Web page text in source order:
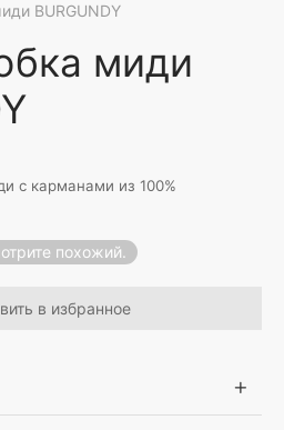
BURGUNDY
миди
с карманами из 100%
похожий.
в избранное